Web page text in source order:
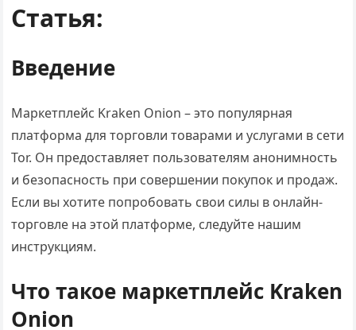
Статья:
Введение
Маркетплейс Kraken Onion – это популярная
платформа для торговли товарами и услугами в сети
Tor. Он предоставляет пользователям анонимность
и безопасность при совершении покупок и продаж.
Если вы хотите попробовать свои силы в онлайн-
торговле на этой платформе, следуйте нашим
инструкциям.
Что такое маркетплейс Kraken
Onion